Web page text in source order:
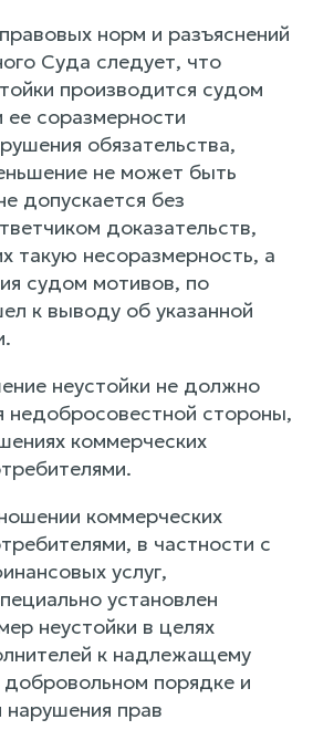
норм и разъяснений
Суда следует, что
производится судом
ее соразмерности
обязательства,
не может быть
допускается без
доказательств,
несоразмерность, а
судом мотивов, по
к выводу об указанной
неустойки не должно
недобросовестной стороны,
коммерческих
коммерческих
в частности с
услуг,
установлен
неустойки в целях
к надлежащему
добровольном порядке и
прав